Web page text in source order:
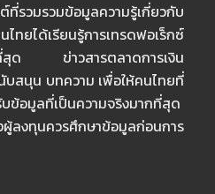
ต์ที่รวมรวมข้อมูลความรู้เกี่ยวกับ
ทยได้เรียนรู้การเทรดฟอเร็กซ์
ที่สุด ข่าวสารตลาดการเงิน
นับสนุน บทความ เพื่อให้คนไทยที่
ข้อมูลที่เป็นความจริงมากที่สุด
งทุนควรศึกษาข้อมูลก่อนการ